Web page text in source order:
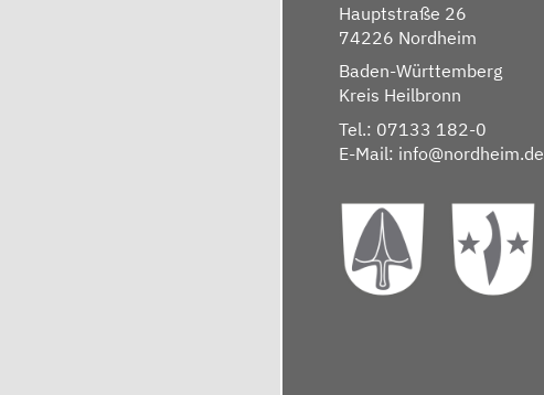
Hauptstraße 26
74226 Nordheim
Baden-Württemberg
Kreis Heilbronn
Tel.: 07133 182-0
E-Mail: info@nordheim.de